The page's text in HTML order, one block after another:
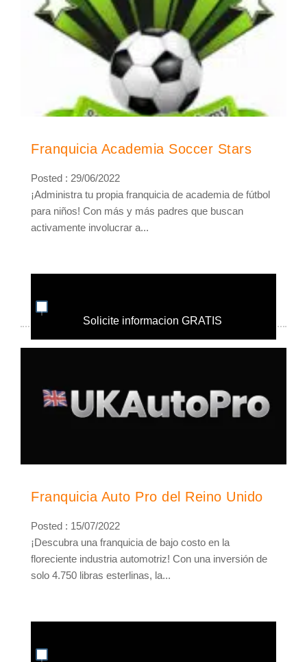
Franquicia Academia Soccer Stars
Posted : 29/06/2022
¡Administra tu propia franquicia de academia de fútbol
para niños! Con más y más padres que buscan
activamente involucrar a...
Solicite informacion GRATIS
Franquicia Auto Pro del Reino Unido
Posted : 15/07/2022
¡Descubra una franquicia de bajo costo en la
floreciente industria automotriz! Con una inversión de
solo 4.750 libras esterlinas, la...